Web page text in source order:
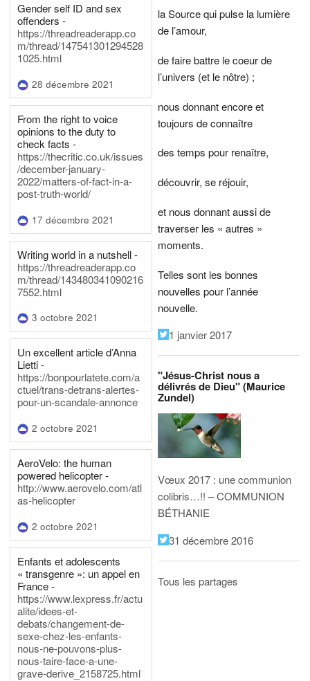
Gender self ID and sex
offenders -
https://threadreaderapp.co
m/thread/147541301294528
1025.html
28 décembre 2021
From the right to voice
opinions to the duty to
check facts -
https://thecritic.co.uk/issues
/december-january-
2022/matters-of-fact-in-a-
post-truth-world/
17 décembre 2021
Writing world in a nutshell -
https://threadreaderapp.co
m/thread/143480341090216
7552.html
3 octobre 2021
Un excellent article d’Anna
Lietti -
https://bonpourlatete.com/a
ctuel/trans-detrans-alertes-
pour-un-scandale-annonce
2 octobre 2021
AeroVelo: the human
powered helicopter -
http://www.aerovelo.com/atl
as-helicopter
2 octobre 2021
Enfants et adolescents
« transgenre »: un appel en
France -
https://www.lexpress.fr/actu
alite/idees-et-
debats/changement-de-
sexe-chez-les-enfants-
nous-ne-pouvons-plus-
nous-taire-face-a-une-
grave-derive_2158725.html
la Source qui pulse la lumière
de l’amour,
de faire battre le coeur de
l’univers (et le nôtre) ;
nous donnant encore et
toujours de connaître
des temps pour renaître,
découvrir, se réjouir,
et nous donnant aussi de
traverser les « autres »
moments.
Telles sont les bonnes
nouvelles pour l’année
nouvelle.
1 janvier 2017
"Jésus-Christ nous a
délivrés de Dieu" (Maurice
Zundel)
Vœux 2017 : une communion
colibris…!! – COMMUNION
BÉTHANIE
31 décembre 2016
Tous les partages